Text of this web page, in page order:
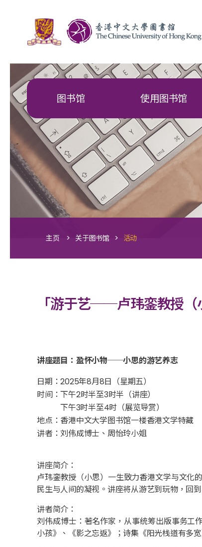
图书馆 使用图书馆
主页 > 关于图书馆 > 活动
「游于艺──卢玮銮教授
讲座题目：盈怀小物──小思的游艺养志
日期：2025年8月8日（星期五）
时间：下午2时半至3时半（讲座）
下午3时半至4时（展览导赏）
地点：香港中文大学图书馆一楼香港文学特藏
讲者：刘伟成博士、周怡玲小姐
讲座简介：
卢玮銮教授（小思）一生致力香港文学与文
民生与人间的凝视。讲座将从游艺到玩物，回
讲者简介：
刘伟成博士：著名作家，从事统筹出版事务工
小孩》、《影之忘返》；诗集《阳光栈道有多